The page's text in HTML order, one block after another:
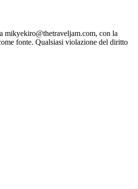
mikyekiro@thetraveljam.com, con la
fonte. Qualsiasi violazione del diritto